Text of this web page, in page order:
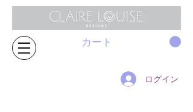
カート
ログイン